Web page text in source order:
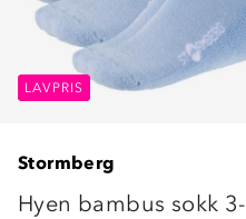
LAVPRIS
LAVPRIS
Stormberg
Hyen bambus sokk